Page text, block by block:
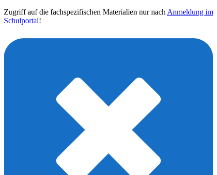
Zugriff auf die fachspezifischen Materialien nur nach Anmeldung im
Schulportal!